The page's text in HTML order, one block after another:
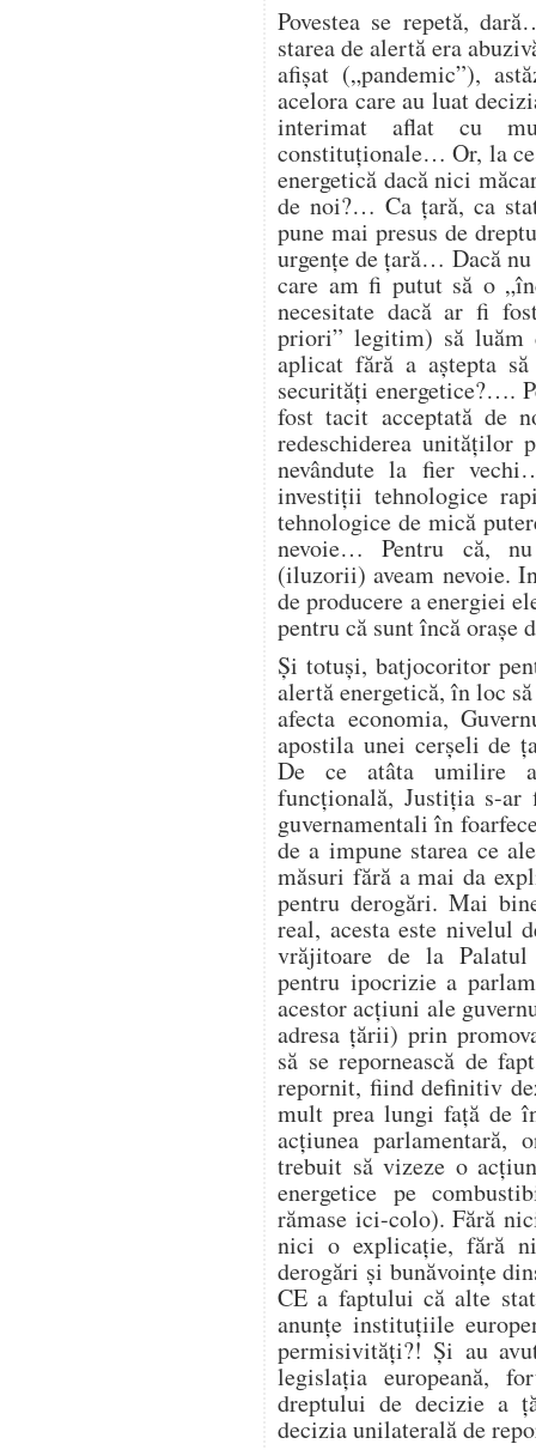
Povestea se repetă,
starea de alertă era
afișat („pandemic”),
acelora care au luat
interimat aflat cu
constituționale… Or, la
energetică dacă nici
de noi?… Ca țară, ca
pune mai presus de
urgențe de țară… Dacă
care am fi putut să o
necesitate dacă ar fi
priori” legitim) să luăm
aplicat fără a aștepta
securități energetice?….
fost tacit acceptată de
redeschiderea unităților
nevândute la fier
investiții tehnologice
tehnologice de mică
nevoie… Pentru că,
(iluzorii) aveam nevoie.
de producere a energiei
pentru că sunt încă orașe
Și totuși, batjocoritor
alertă energetică, în loc
afecta economia,
apostila unei cerșeli de
De ce atâta umilire
funcțională, Justiția s-
guvernamentali în
de a impune starea ce
măsuri fără a mai da
pentru derogări. Mai
real, acesta este nivelul
vrăjitoare de la
pentru ipocrizie a
acestor acțiuni ale
adresa țării) prin
să se repornească de
repornit, fiind definitiv
mult prea lungi față de
acțiunea
trebuit să vizeze o
energetice pe
rămase ici-colo). Fără
nici o explicație, fără
derogări și bunăvoințe
CE a faptului că alte
anunțe instituțiile
permisivități?! Și au
legislația europeană,
dreptului de decizie a
decizia unilaterală de